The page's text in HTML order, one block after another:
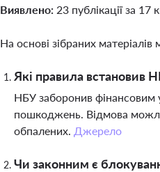
Виявлено: 23 публікації за 17
На основі зібраних
Які правила встановив
НБУ заборонив фінансовим
пошкоджень. Відмова
обпалених. Джерело
Чи законним є